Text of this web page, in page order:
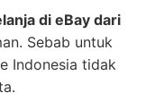
di eBay dari
Sebab untuk
Indonesia tidak